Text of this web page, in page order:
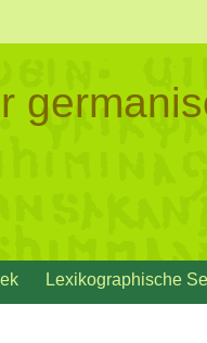
Lexikographische